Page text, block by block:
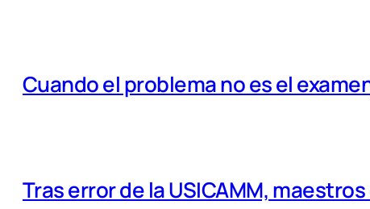
Cuando el problema no es el
Tras error de la USICAMM,